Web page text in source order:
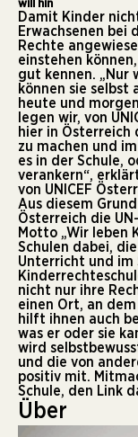
will hin
Damit Kinder
Erwachsenen bei
Rechte
einstehen
gut kennen. „Nur
können sie selbst
heute und
legen wir, von
hier in Österreich
zu machen und
es in der Schule,
verankern“,
von UNICEF
Aus diesem
Österreich die
Motto „Wir leben
Schulen dabei,
Unterricht und im
nicht nur ihre
einen Ort, an
hilft ihnen auch
was er oder sie
wird
und die von
positiv mit.
Schule, den Link
Über